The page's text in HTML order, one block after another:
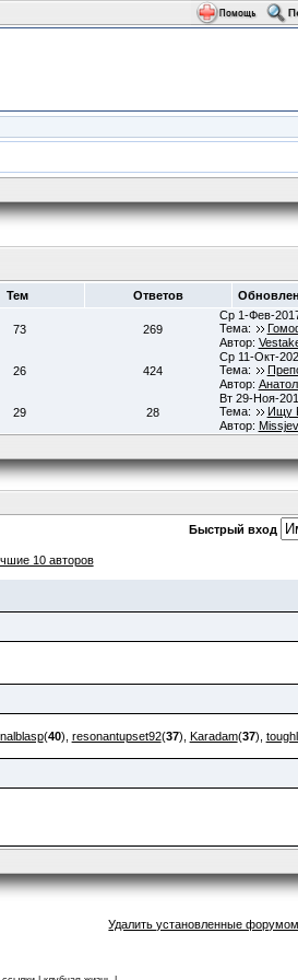
Тем Ответов
73 269
Ср 1-Фев-
Тема:
Автор:
26 424
Ср 11-Окт-
Тема:
Автор:
29 28
Вт 29-Ноя-
Тема:
Ищу
Автор:
Быстрый вход
10 авторов
(40), resonantupset92(37), Karadam(37),
Удалить установленные